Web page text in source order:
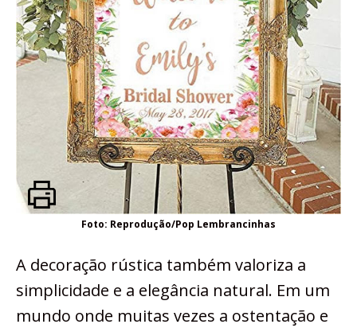
Foto: Reprodução/Pop Lembrancinhas
A decoração rústica também valoriza a
simplicidade e a elegância natural. Em um
mundo onde muitas vezes a ostentação e